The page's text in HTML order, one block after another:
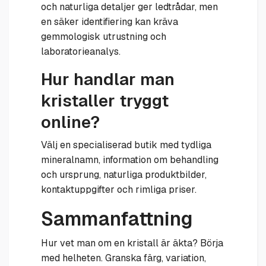
och naturliga detaljer ger ledtrådar, men
en säker identifiering kan kräva
gemmologisk utrustning och
laboratorieanalys.
Hur handlar man
kristaller tryggt
online?
Välj en specialiserad butik med tydliga
mineralnamn, information om behandling
och ursprung, naturliga produktbilder,
kontaktuppgifter och rimliga priser.
Sammanfattning
Hur vet man om en kristall är äkta? Börja
med helheten. Granska färg, variation,